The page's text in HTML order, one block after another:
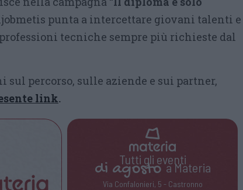
punta a intercettare giovani talenti e
tecniche sempre più richieste dal
percorso, sulle aziende e sui partner,
link.
Tutti gli eventi
di agostoa Materia
Via Confalonieri, 5 - Castronno